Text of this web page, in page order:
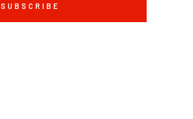
SUBSCRIBE